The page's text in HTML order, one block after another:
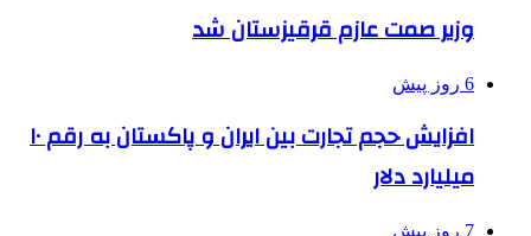
وزیر صمت عازم قرقیزستان شد
6 روز پیش
افزایش حجم تجارت بین ایران و پاکستان به رقم ۱۰
میلیارد دلار
7 روز پیش